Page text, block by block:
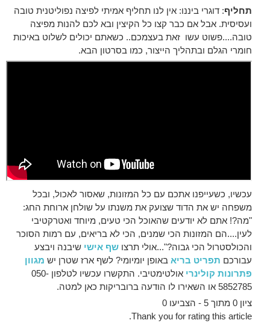
תחליף: דוגרי ביננו: אין לנו תחליף אמיתי לפיצה נפוליטנית טובה
ועסיסית. אבל אם כבר קצו כל הקיצין ובא לכם להנות מפיצה
טובה....פשוט עשו זאת בעצמכם.. כשאתם יכולים לשלוט באיכות
חומרי הגלם ובתהליך הייצור, כמו בסרטון הבא.
עכשיו, כשעייפנו אתכם עם כל המזונות, שאסור לאכול, ובכל
משפחה יש את הדוד שצועק את משנתו על שולחן ארוחת החג:
"מה?! אתם לא יודעים שהאוכל הכי טעים, מיוחד ואטרקטיבי
לעין....הם המזונות הכי שמנים, הכי לא בריאים, עם רמות הסוכר
והכולסטרול הכי גבוה?"...אולי תרצו שף אישי שיבנה ויבצע
עבורכם תפריט בריא באופן יומיומי? לשף ארז שטרן יש מגוון
פתרונות קולינרי
אולטימטיבי. התקשרו עכשיו לטלפון 050-
5852785 או השאירו לו הודעה ברובריקות כאן למטה.
ציון 0 מתוך 5 - הצביעו 0
Thank you for rating this article.